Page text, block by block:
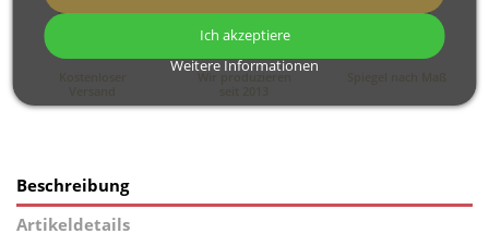
Wir produzieren
Beschreibung
Artikeldetails
Weitere Informationen
Ich akzeptiere